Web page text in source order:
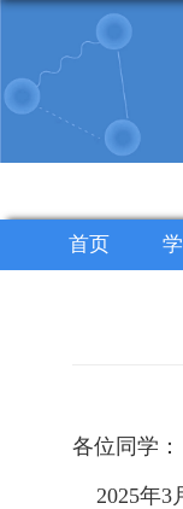
首页
各位同学：
2025年3